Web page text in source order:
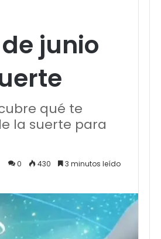
junio
qué te
la suerte para
0 430 3 minutos leído